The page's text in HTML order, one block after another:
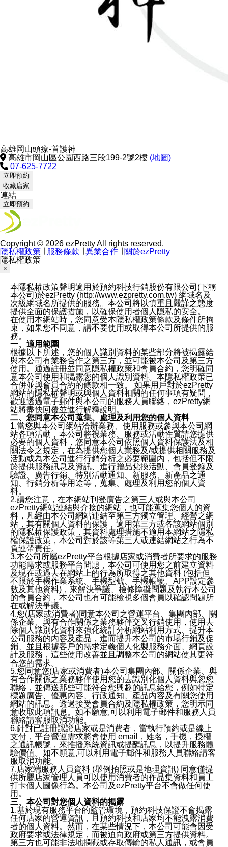
高雄岡山頭療-首護神
高雄市岡山區公園西路三段199-2號2樓 (地圖)
07-625-7722
立即預約
收藏店家
連結
立即預約
Copyright © 2026 ezPretty All rights reserved.
隱私權政策
服務條款 異業合作
關於ezPretty
隱私權政策
×
本隱私權政策聲明適用於預約科技行銷股份有限公司(下稱
本公司)於ezPretty (http://www.ezpretty.com.tw) 網域名及
次級網域名所提供的服務。本公司將以慎重且嚴謹之態度
提供全面的保護措施，以確保使用者個人隱私的安全。
在使用本網站時，您同意受本隱私權政策條款及條件所拘
束，如果您不同意，請不要使用或取得本公司所提供的服
務。
一、適用範圍
根據以下所述，您的個人識別資料的某些部分將被揭露給
與本公司有業務合作之第三方，並可能被本公司及第三方
使用。通過註冊並同意隱私權政策和會員合約，您明確同
意本公司使用和揭露您的個人識別資料。本隱私權政策已
合併並與會員合約的條款相一致。 如果用戶對於ezPretty
網站的隱私權聲明或與個人資料相關的任何事項有疑問，
歡迎透過電子郵件與本公司的服務人員聯絡，ezPretty網
站將盡快回覆並進行解釋說明。
二、您同意本公司蒐集、處理及利用您的個人資料
1.當您與本公司網站洽辦業務、使用服務或參與本公司網
站各項活動，本公司將視業務、服務或活動性質請您提供
必要的個人資料，您同意本公司依照個人資料保護法及相
關法令之規定，在為提供您個人業務及/或提供相關服務及
活動或為本公司進行行銷分析之必要範圍內，包括但不限
於提供服務訊息及資訊、進行贈品兌換活動、會員登錄及
驗證、廣告行銷、特別活動通知、新服務、新產品之通
知、行銷分析等用途等，蒐集、處理及利用您的個人資
料。
2.請您注意，在本網站刊登廣告之第三人或與本公司
ezPretty網站連結與介接的網站，也可能蒐集您個人的資
料，凡經由本公司網站連結至第三方獨立管理、經營之網
站，其有關個人資料的保護，適用第三方或各該網站個別
的隱私權保護政策，其資料處理措施不適用本網站之隱私
權保護政策，本公司對於該等第三人或連結網站之行為不
負連帶責任。
3.本公司所屬ezPretty平台根據店家或消費者所要求的服務
功能需求或服務平台問題，本公司可使用您之前建立資料
及現在或過去在網站上的行為所取得之其他資料 (包括但
不限於手機作業系統、手機型號、手機帳號、APP設定參
數及其他資料)，來解決爭議、檢修障礙問題及執行本公司
的會員合約，本公司也有可能檢視多個會員以確認問題所
在或解決爭議。
4.您(店家或消費者)同意本公司之營運平台、集團內部、關
係企業、與有合作關係之業務夥伴交叉行銷使用，使用去
除個人識別化資料來強化統計分析網站利用方式、提升本
公司服務的內容及產品，進而提升本公司的市場行銷及促
銷、並且根據客戶的需求定義個人化製服務介面、網頁設
計及服務，這些使用改善並且調整本公司的網站使其更符
合您的需求。
5.您同意您(店家或消費者)本公司集團內部、關係企業、與
有合作關係之業務夥伴使用您的去識別化個人資料與您您
聯絡，並傳送那些可能符合您興趣的訊息給您，例如特定
標題廣告、優惠內容、行政通知、產品內容及有關您使用
網站的訊息。透過接受會員合約及隱私權政策，您明示同
意收取此項訊息。如不願意,可以利用電子郵件和服務人員
聯絡請客服取消功能。
6.針對已註冊認證店家或是消費者，當執行預約或是線上
支付，平台營運需求將會使用 email，姓名，手機，授權
之通訊帳號，來推播系統資訊或提醒訊息，以提升服務體
驗價值。如不願意,可以利用電子郵件和服務人員聯絡請客
服取消功能。
7.店家端服務人員資料 (舉例拍照或是地理資訊) 同意僅提
供所屬店家管理人員可以使用消費者的作品集資料和員工
打卡個人圖像行為。本公司及ezPretty平台不會做任何使
用。
三、本公司對您個人資料的揭露
1.基於現有服務平台的監管環境，預約科技保證不會揭露
任何店家的營運資訊，且預約科技和店家均不能洩露消費
者的個人資料。然而，在某些情況下，本公司可能會因受
政府要求或法律規定，而被迫向政府或第三方提供資料。
第三方也可能非法地攔截或存取傳輸的私人通訊，或會員